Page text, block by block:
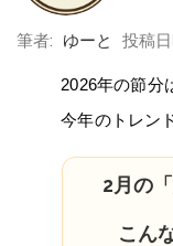
筆者: ゆーと 投稿
2026年の節分
今年のトレン
2月の
こん